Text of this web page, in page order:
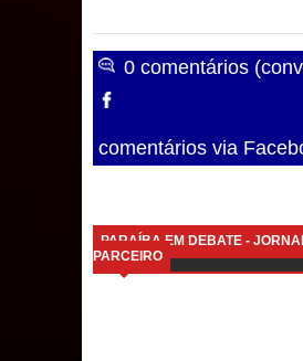
0 comentários
comentários via
PARAÍBA EM DEBATE -
PARCEIRO